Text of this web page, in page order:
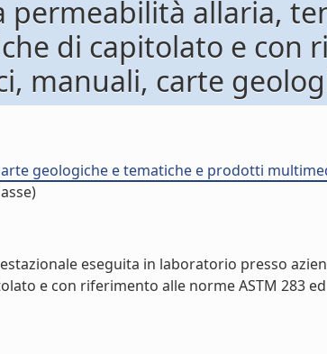
allaria,
di capitolato e con
manuali, carte
geologiche e tematiche e prodotti
eseguita in laboratorio presso
e con riferimento alle norme ASTM 283